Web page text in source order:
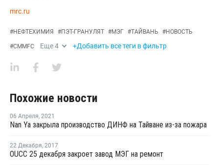
mrc.ru
#НЕФТЕХИМИЯ #ПЭТ-ГРАНУЛЯТ #МЭГ #ТАЙВАНЬ #НОВОСТЬ
#CMMFC Еще4 +Добавить все теги в фильтр
Похожие новости
06 Апреля, 2021
Nan Ya закрыла производство ДИНФ на Тайване из-за пожара
22 Декабря, 2017
OUCC 25 декабря закроет завод МЭГ на ремонт